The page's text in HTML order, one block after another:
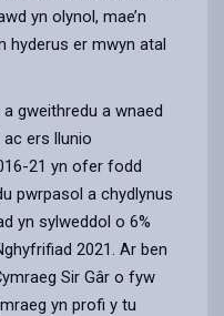
yn olynol, mae’n
hyderus er mwyn atal
gweithredu a wnaed
ers llunio
21 yn ofer fodd
pwrpasol a chydlynus
yn sylweddol o 6%
2021. Ar ben
Sir Gâr o fyw
yn profi y tu